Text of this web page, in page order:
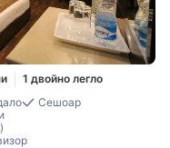
1 двойно легло
Сешоар